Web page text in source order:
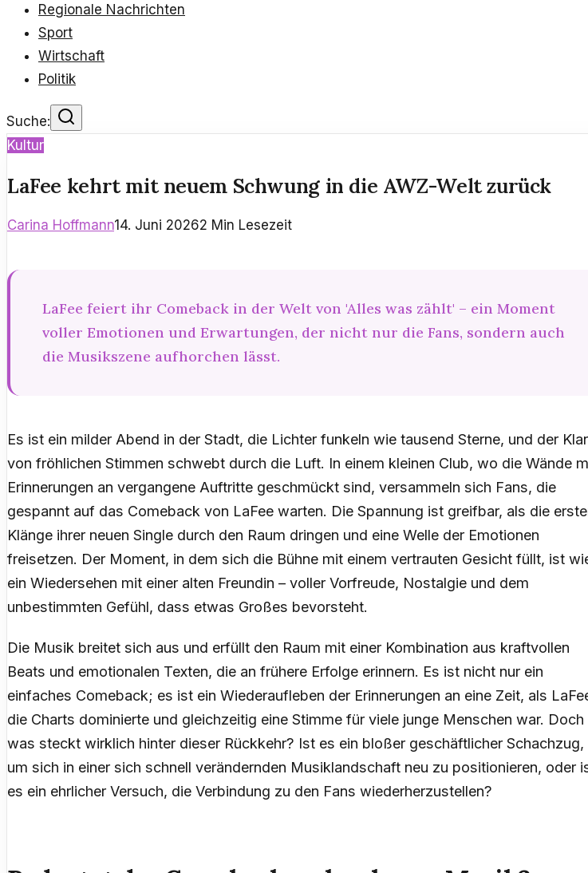
Regionale Nachrichten
Sport
Wirtschaft
Politik
Suche:
Kultur
LaFee kehrt mit neuem Schwung in die AWZ-Welt zurück
Carina Hoffmann14. Juni 20262 Min Lesezeit
LaFee feiert ihr Comeback in der Welt von 'Alles was zählt' – ein Moment
voller Emotionen und Erwartungen, der nicht nur die Fans, sondern auch
die Musikszene aufhorchen lässt.
Es ist ein milder Abend in der Stadt, die Lichter funkeln wie tausend Sterne, und der
von fröhlichen Stimmen schwebt durch die Luft. In einem kleinen Club, wo die Wände
Erinnerungen an vergangene Auftritte geschmückt sind, versammeln sich Fans, die
gespannt auf das Comeback von LaFee warten. Die Spannung ist greifbar, als die
Klänge ihrer neuen Single durch den Raum dringen und eine Welle der Emotionen
freisetzen. Der Moment, in dem sich die Bühne mit einem vertrauten Gesicht füllt, ist
ein Wiedersehen mit einer alten Freundin – voller Vorfreude, Nostalgie und dem
unbestimmten Gefühl, dass etwas Großes bevorsteht.
Die Musik breitet sich aus und erfüllt den Raum mit einer Kombination aus kraftvollen
Beats und emotionalen Texten, die an frühere Erfolge erinnern. Es ist nicht nur ein
einfaches Comeback; es ist ein Wiederaufleben der Erinnerungen an eine Zeit, als
die Charts dominierte und gleichzeitig eine Stimme für viele junge Menschen war. Doch
was steckt wirklich hinter dieser Rückkehr? Ist es ein bloßer geschäftlicher Schachzug,
um sich in einer sich schnell verändernden Musiklandschaft neu zu positionieren, oder
es ein ehrlicher Versuch, die Verbindung zu den Fans wiederherzustellen?